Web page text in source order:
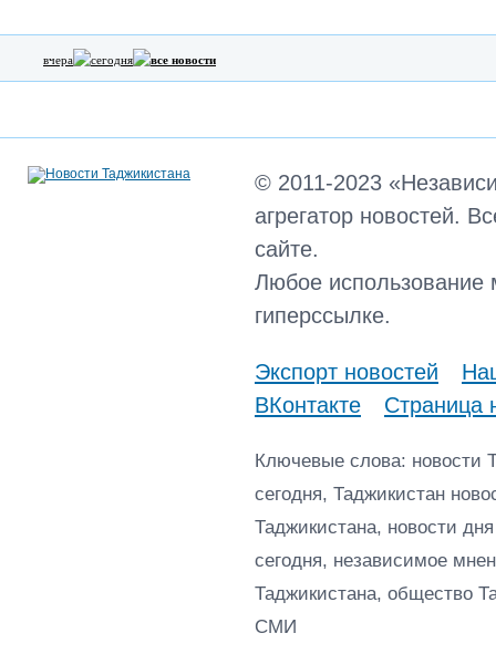
вчера сегодня все новости
© 2011-2023
агрегатор новостей.
сайте.
Любое использование
гиперссылке.
Экспорт новостей
ВКонтакте
Страница
Ключевые слова: новости
сегодня, Таджикистан
Таджикистана, новости
сегодня, независимое
Таджикистана, общество
СМИ